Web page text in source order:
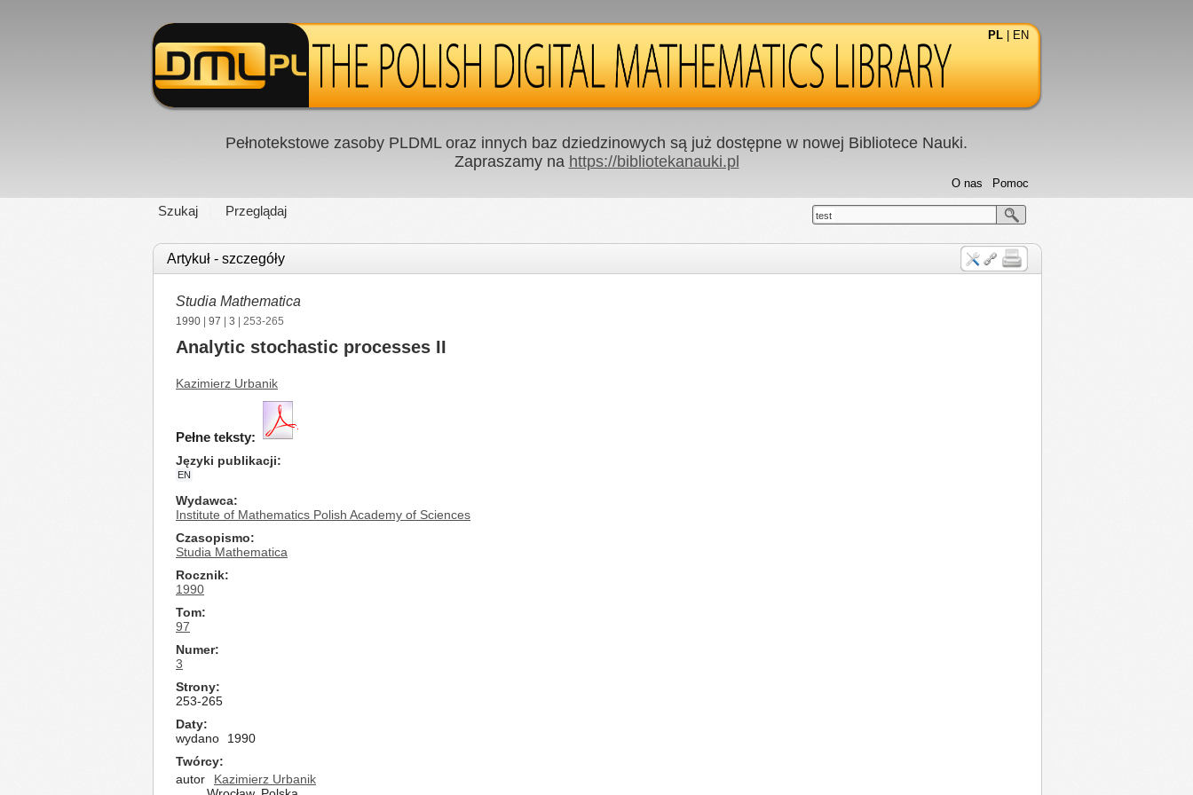
PL EN
Pełnotekstowe zasoby PLDML oraz innych baz dziedzinowych są już dostępne w nowej Bibliotece Nauki.
Zapraszamy na https://bibliotekanauki.pl
Szukaj Przeglądaj
Pomoc
O nas
test
Artykuł - szczegóły
Studia Mathematica
1990 97 3 | 253-265
Analytic stochastic processes II
Kazimierz Urbanik
Pełne teksty:
Języki publikacji
EN
Wydawca
Institute of Mathematics Polish Academy of Sciences
Czasopismo
Studia Mathematica
Rocznik
1990
Tom
97
Numer
3
Strony
253-265
Daty
wydano
1990
Twórcy
autor
Kazimierz Urbanik